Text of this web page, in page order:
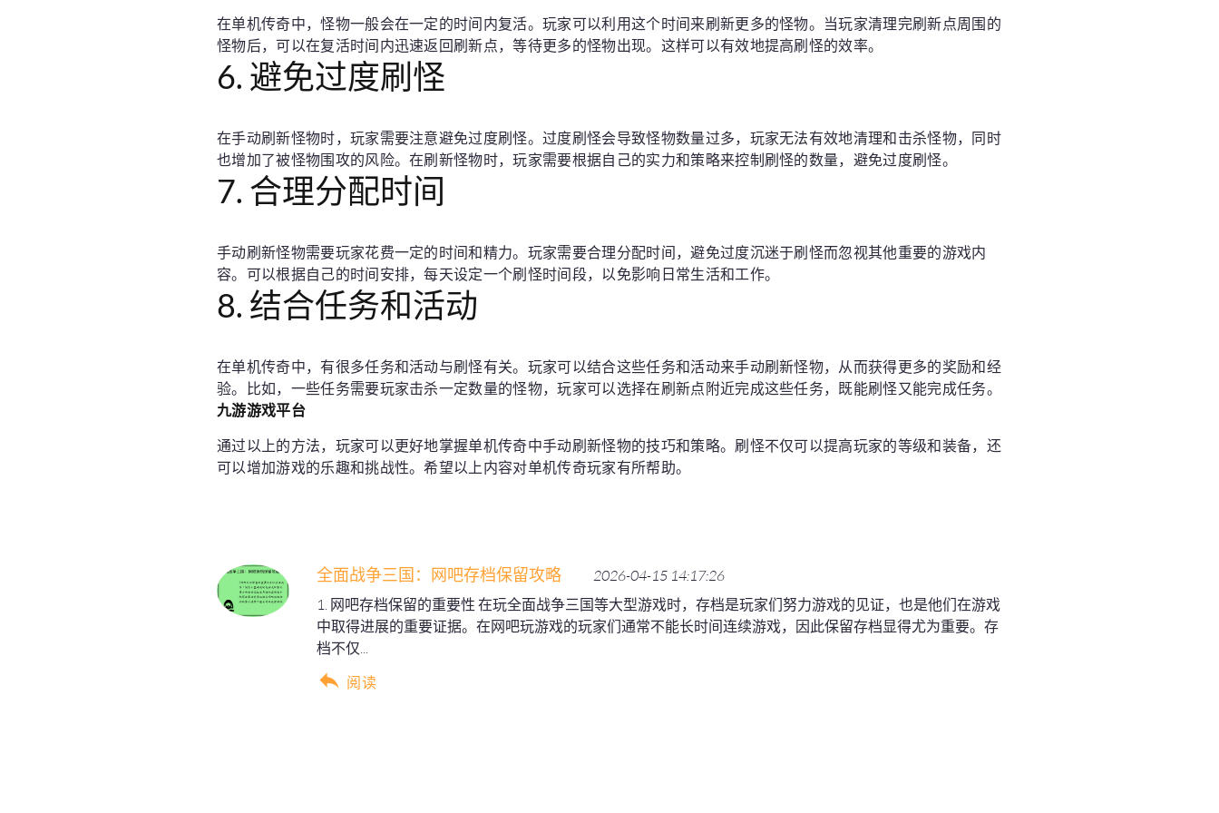
在单机传奇中，怪物一般会在一定的时间内复活。玩家可以利用这个时间来刷新更多的怪物。当玩家清理完刷新点周围的
怪物后，可以在复活时间内迅速返回刷新点，等待更多的怪物出现。这样可以有效地提高刷怪的效率。
6. 避免过度刷怪
在手动刷新怪物时，玩家需要注意避免过度刷怪。过度刷怪会导致怪物数量过多，玩家无法有效地清理和击杀怪物，同时
也增加了被怪物围攻的风险。在刷新怪物时，玩家需要根据自己的实力和策略来控制刷怪的数量，避免过度刷怪。
7. 合理分配时间
手动刷新怪物需要玩家花费一定的时间和精力。玩家需要合理分配时间，避免过度沉迷于刷怪而忽视其他重要的游戏内
容。可以根据自己的时间安排，每天设定一个刷怪时间段，以免影响日常生活和工作。
8. 结合任务和活动
在单机传奇中，有很多任务和活动与刷怪有关。玩家可以结合这些任务和活动来手动刷新怪物，从而获得更多的奖励和经
验。比如，一些任务需要玩家击杀一定数量的怪物，玩家可以选择在刷新点附近完成这些任务，既能刷怪又能完成任务。
九游游戏平台
通过以上的方法，玩家可以更好地掌握单机传奇中手动刷新怪物的技巧和策略。刷怪不仅可以提高玩家的等级和装备，还
可以增加游戏的乐趣和挑战性。希望以上内容对单机传奇玩家有所帮助。
全面战争三国：网吧存档保留攻略
2026-04-15 14:17:26
1. 网吧存档保留的重要性 在玩全面战争三国等大型游戏时，存档是玩家们努力游戏的见证，也是他们在游戏
中取得进展的重要证据。在网吧玩游戏的玩家们通常不能长时间连续游戏，因此保留存档显得尤为重要。存
档不仅...
阅读